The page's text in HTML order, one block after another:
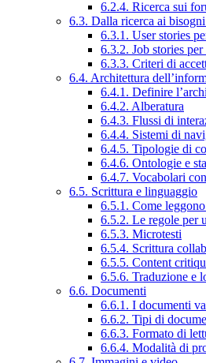
6.2.4. Ricerca sui
6.3. Dalla ricerca ai
6.3.1. User stories
6.3.2. Job stories
6.3.3. Criteri di
6.4. Architettura
6.4.1. Definire
6.4.2. Alberatura
6.4.3. Flussi di
6.4.4. Sistemi di
6.4.5. Tipologie di
6.4.6. Ontologie e
6.4.7. Vocabolari
6.5. Scrittura e linguaggio
6.5.1. Come
6.5.2. Le regole per
6.5.3. Microtesti
6.5.4. Scrittura
6.5.5. Content
6.5.6. Traduzione e
6.6. Documenti
6.6.1. I documenti
6.6.2. Tipi di
6.6.3. Formato di
6.6.4. Modalità di